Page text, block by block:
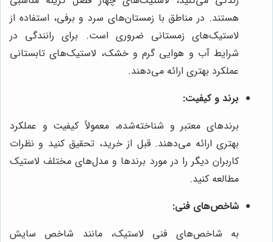
هستند. در مناطق با زمستان‌های سرد و برفی، استفاده از
لاستیک‌های زمستانی ضروری است. برای رانندگی در
شرایط آب و هوایی گرم و خشک، لاستیک‌های تابستانی
عملکرد بهتری ارائه می‌دهند.
برند و کیفیت:
برندهای معتبر و شناخته‌شده، معمولاً کیفیت و عملکرد
بهتری ارائه می‌دهند. قبل از خرید، تحقیق کنید و نظرات
کاربران دیگر را در مورد برندها و مدل‌های مختلف لاستیک
مطالعه کنید.
شاخص‌های فنی:
به شاخص‌های فنی لاستیک، مانند شاخص سایش